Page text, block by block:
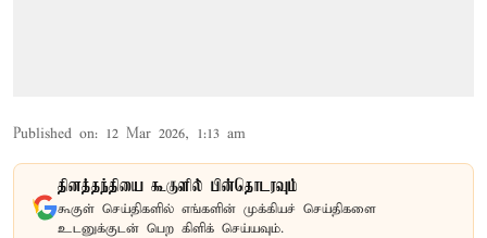
Published on: 12 Mar 2026, 1:13 am
தினத்தந்தியை கூகுளில் பின்தொடரவும்
கூகுள் செய்திகளில் எங்களின் முக்கியச் செய்திகளை
உடனுக்குடன் பெற கிளிக் செய்யவும்.